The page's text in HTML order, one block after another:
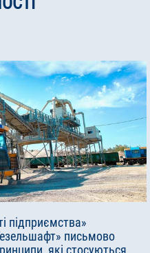
підприємства»
письмово